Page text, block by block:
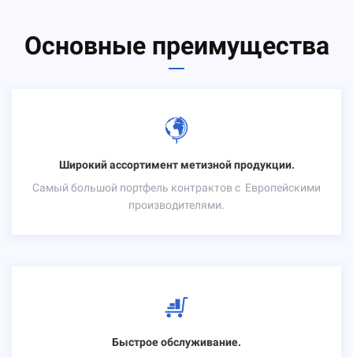
Основные преимущества
Широкий ассортимент метизной продукции.
Самый большой портфель контрактов с Европейскими
производителями.
Быстрое обслуживание.